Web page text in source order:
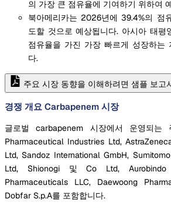
의 가장 큰 점유율에 기여하기 위하여
북아메리카는 2026년에 39.4%의 점
도할 것으로 예상됩니다. 아시아 태평
점유율을 가진 가장 빠르게 성장하는
다.
주요 시장 동향을 이해하려면 샘플 보고
경쟁 개요 Carbapenem 시장
글로벌 carbapenem 시장에서 운영되는
Pharmaceutical Industries Ltd,
Ltd, Sandoz International GmbH,
Ltd, Shionogi 및 Co Ltd,
Pharmaceuticals LLC, Daewoong
Dobfar S.p.A를 포함합니다.